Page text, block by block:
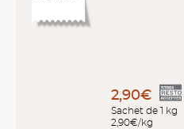
2,90€
Sachet de 1 kg
2,90€/kg